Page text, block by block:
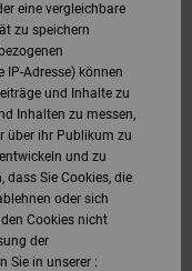
eine vergleichbare
zu speichern
IP-Adresse) können
und Inhalte zu
Inhalten zu messen,
über ihr Publikum zu
und zu
dass Sie Cookies, die
oder sich
Cookies nicht
der
Sie in unserer :